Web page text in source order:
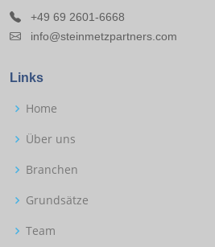
+49 69 2601-6668
info@steinmetzpartners.com
Links
Home
Über uns
Branchen
Grundsätze
Team